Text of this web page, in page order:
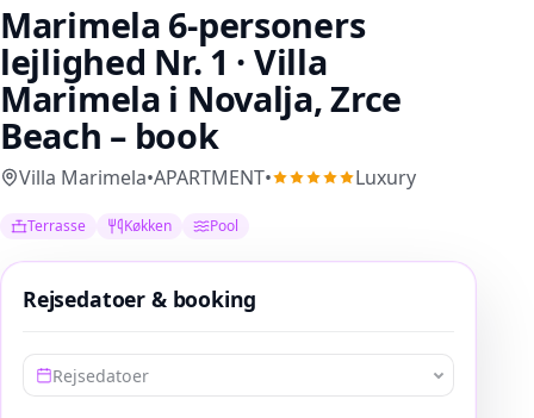
Marimela 6-personers
lejlighed Nr. 1 · Villa
Marimela i Novalja, Zrce
Beach – book
Villa Marimela•APARTMENT• Luxury
Terrasse Køkken Pool
Rejsedatoer & booking
Rejsedatoer